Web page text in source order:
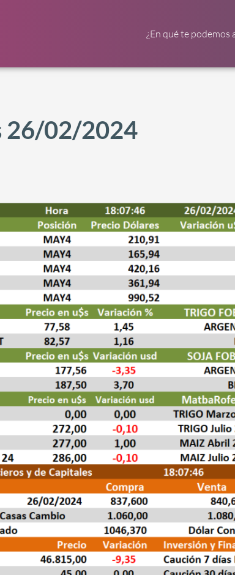
¿En qué te podemos
26/02/2024